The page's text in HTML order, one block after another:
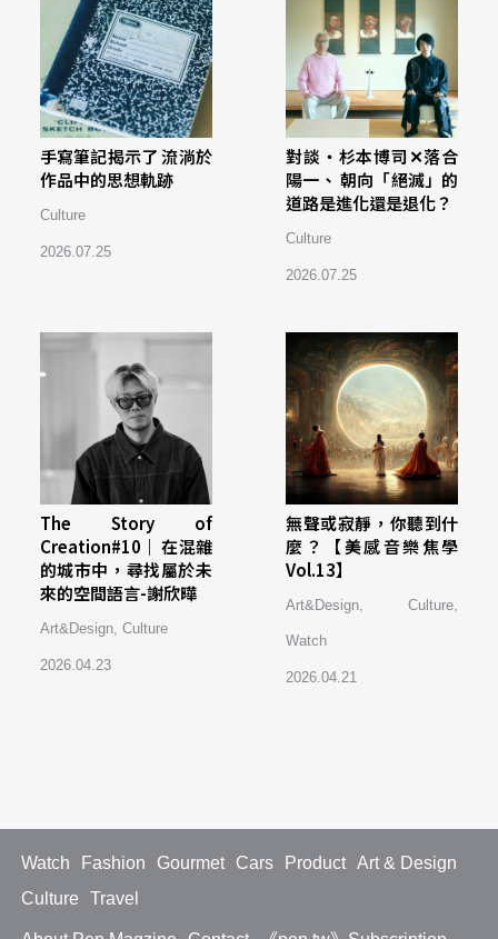
手寫筆記揭示了 流淌於
作品中的思想軌跡
Culture
2026.07.25
對談・杉本博司✕落合
陽一、 朝向「絕滅」的
道路是進化還是退化？
Culture
2026.07.25
The Story of
Creation#10｜ 在混雜
的城市中，尋找屬於未
來的空間語言-謝欣曄
Art&Design, Culture
2026.04.23
無聲或寂靜，你聽到什
麼？【美感音樂焦學
Vol.13】
Art&Design,Culture,
Watch
2026.04.21
Watch Fashion Gourmet Cars Product
Art & Design
Culture
Travel